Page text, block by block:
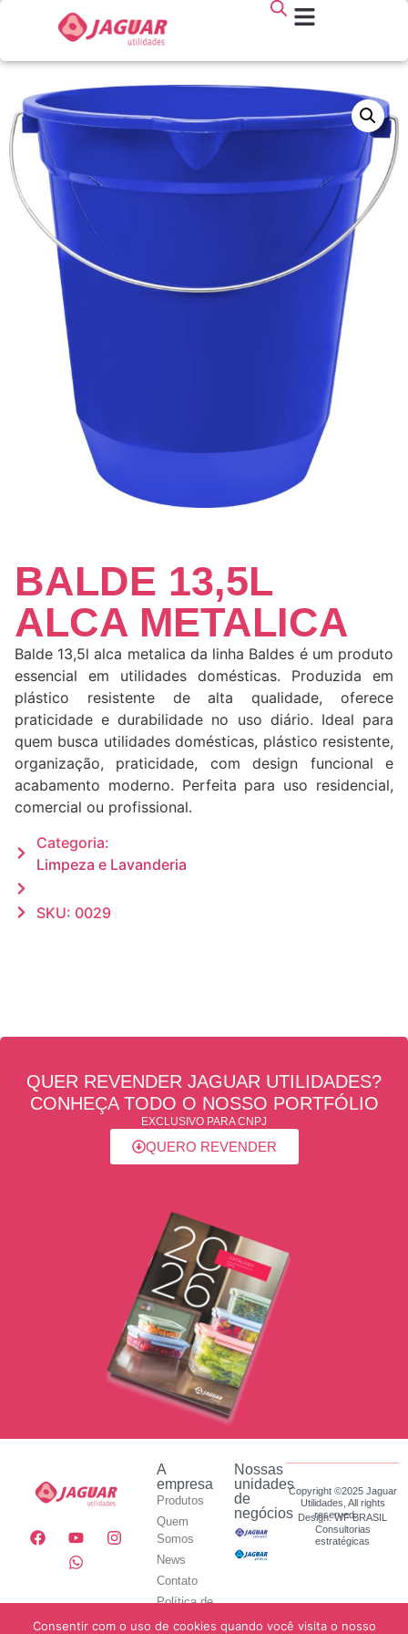
BALDE 13,5L
ALCA METALICA
Balde 13,5l alca metalica da linha Baldes é um produto
essencial em utilidades domésticas. Produzida em
plástico resistente de alta qualidade, oferece
praticidade e durabilidade no uso diário. Ideal para
quem busca utilidades domésticas, plástico resistente,
organização, praticidade, com design funcional e
acabamento moderno. Perfeita para uso residencial,
comercial ou profissional.
Categoria:
Limpeza e Lavanderia
SKU: 0029
QUER REVENDER JAGUAR UTILIDADES?
CONHEÇA TODO O NOSSO PORTFÓLIO
EXCLUSIVO PARA CNPJ
QUERO REVENDER
A
empresa
Produtos
Quem
Somos
News
Contato
Política de
Privacidade
Nossas
unidades
de
negócios
Copyright ©2025 Jaguar
Utilidades, All rights
reserved.
Design: WF BRASIL
Consultorias
estratégicas
Consentir com o uso de cookies quando você visita o nosso